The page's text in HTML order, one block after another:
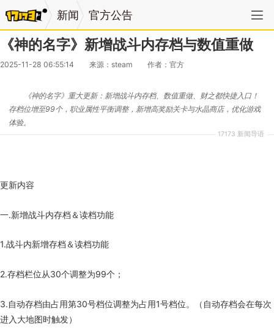
新闻 官方公告
《神的名字》新增战斗内存档与数值重做
2025-11-28 06:55:14 来源：steam 作者：官方
17173 新闻导语
《神的名字》重大更新：新增战斗内存档、数值重做、财之都快捷入口！
存档位增至99个，职业属性平衡调整，新增高奖励关卡与水晶商店，优化游戏
体验。
更新内容
一.新增战斗内存档＆读档功能
1.战斗内新增存档＆读档功能
2.存档栏位从30个调整为99个；
3.自动存档由占用第30号档位调整为占用1号档位。（自动存档会在每次
进入大地图时触发）